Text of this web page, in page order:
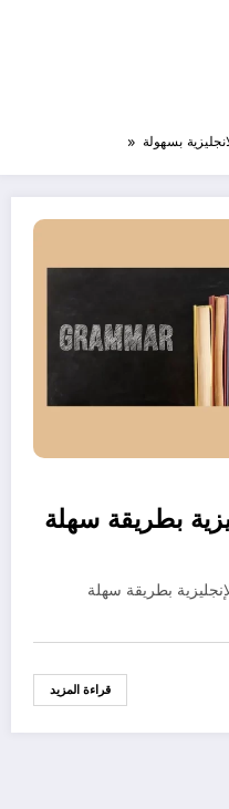
بسهولة
بطريقة سهلة
بطريقة سهلة
قراءة المزيد